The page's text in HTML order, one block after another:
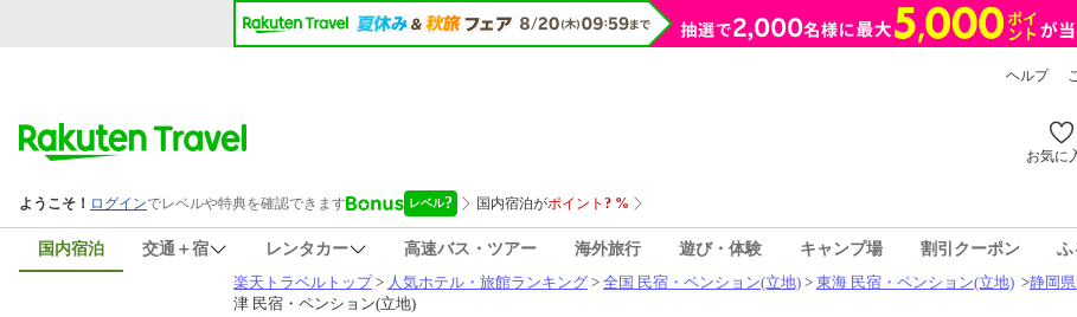
ヘルプ
お気に
国内宿泊 交通＋宿 レンタカー 高速バス・ツアー 海外旅行 遊び・体験 キャンプ場 割引クーポン ふ
楽天トラベルトップ> 人気ホテル・旅館ランキング > 全国 民宿・ペンション(立地) > 東海 民宿・ペンション(立地) >静岡
津 民宿・ペンション(立地)